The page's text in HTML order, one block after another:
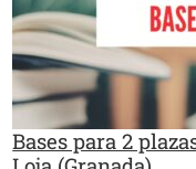
Bases para 2